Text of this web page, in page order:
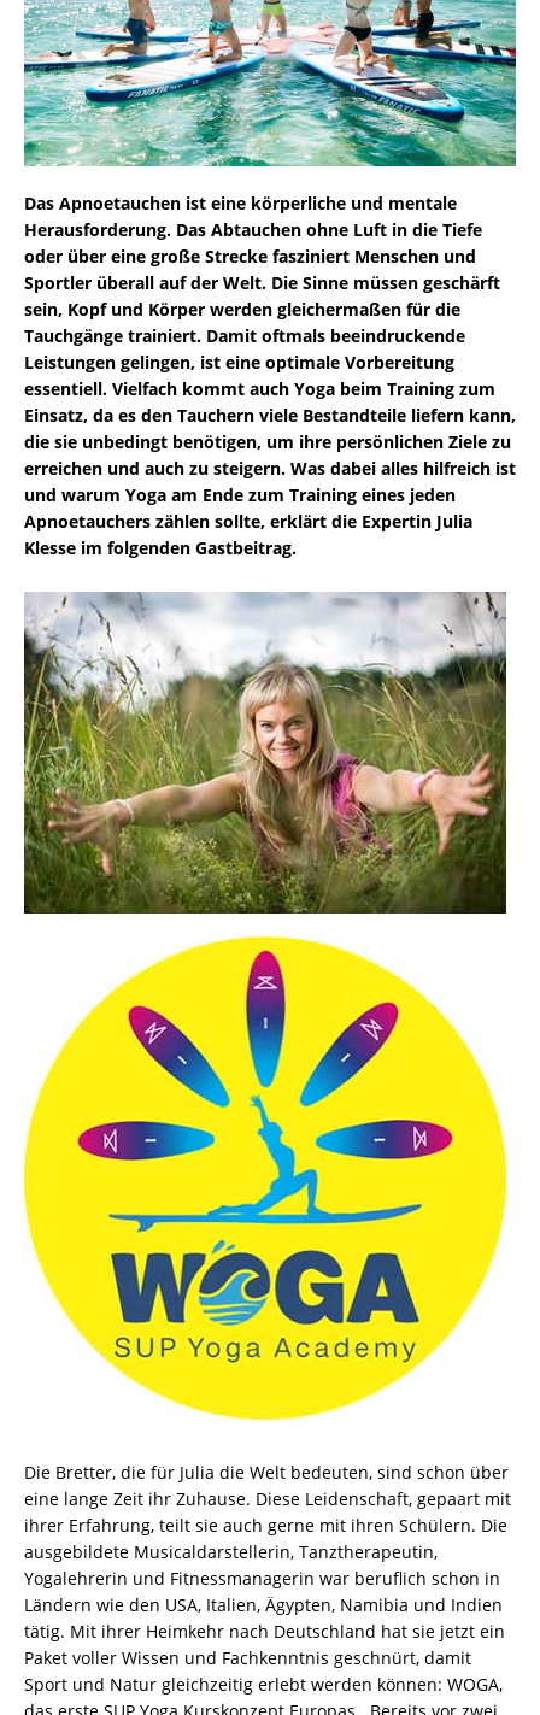
Das Apnoetauchen ist eine körperliche und mentale
Herausforderung. Das Abtauchen ohne Luft in die Tiefe
oder über eine große Strecke fasziniert Menschen und
Sportler überall auf der Welt. Die Sinne müssen geschärft
sein, Kopf und Körper werden gleichermaßen für die
Tauchgänge trainiert. Damit oftmals beeindruckende
Leistungen gelingen, ist eine optimale Vorbereitung
essentiell. Vielfach kommt auch Yoga beim Training zum
Einsatz, da es den Tauchern viele Bestandteile liefern kann,
die sie unbedingt benötigen, um ihre persönlichen Ziele zu
erreichen und auch zu steigern. Was dabei alles hilfreich ist
und warum Yoga am Ende zum Training eines jeden
Apnoetauchers zählen sollte, erklärt die Expertin Julia
Klesse im folgenden Gastbeitrag.
Die Bretter, die für Julia die Welt bedeuten, sind schon über
eine lange Zeit ihr Zuhause. Diese Leidenschaft, gepaart mit
ihrer Erfahrung, teilt sie auch gerne mit ihren Schülern. Die
ausgebildete Musicaldarstellerin, Tanztherapeutin,
Yogalehrerin und Fitnessmanagerin war beruflich schon in
Ländern wie den USA, Italien, Ägypten, Namibia und Indien
tätig. Mit ihrer Heimkehr nach Deutschland hat sie jetzt ein
Paket voller Wissen und Fachkenntnis geschnürt, damit
Sport und Natur gleichzeitig erlebt werden können: WOGA,